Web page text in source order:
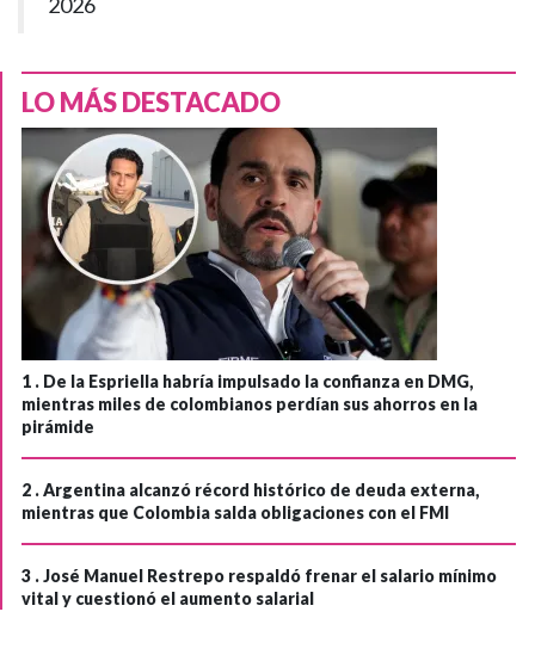
LO MÁS DESTACADO
1 . De la Espriella habría impulsado la confianza en DMG,
mientras miles de colombianos perdían sus ahorros en la
pirámide
2 .Argentina alcanzó récord histórico de deuda externa,
mientras que Colombia salda obligaciones con el FMI
3 .José Manuel Restrepo respaldó frenar el salario mínimo
vital y cuestionó el aumento salarial